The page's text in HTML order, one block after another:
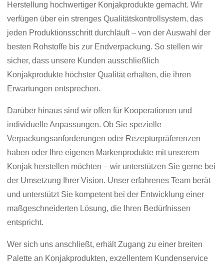
Herstellung hochwertiger Konjakprodukte gemacht. Wir
verfügen über ein strenges Qualitätskontrollsystem, das
jeden Produktionsschritt durchläuft – von der Auswahl der
besten Rohstoffe bis zur Endverpackung. So stellen wir
sicher, dass unsere Kunden ausschließlich
Konjakprodukte höchster Qualität erhalten, die ihren
Erwartungen entsprechen.
Darüber hinaus sind wir offen für Kooperationen und
individuelle Anpassungen. Ob Sie spezielle
Verpackungsanforderungen oder Rezepturpräferenzen
haben oder Ihre eigenen Markenprodukte mit unserem
Konjak herstellen möchten – wir unterstützen Sie gerne bei
der Umsetzung Ihrer Vision. Unser erfahrenes Team berät
und unterstützt Sie kompetent bei der Entwicklung einer
maßgeschneiderten Lösung, die Ihren Bedürfnissen
entspricht.
Wer sich uns anschließt, erhält Zugang zu einer breiten
Palette an Konjakprodukten, exzellentem Kundenservice